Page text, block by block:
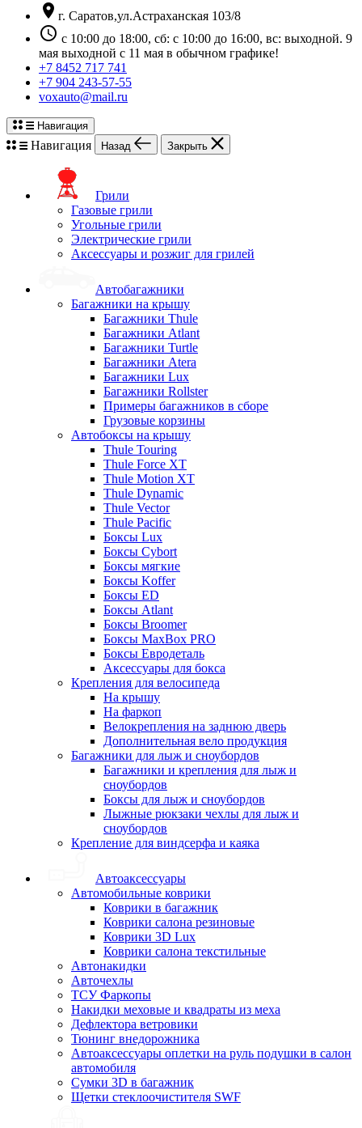
location_on г. Саратов,ул.Астраханская 103/8
schedule с 10:00 до 18:00, сб: с 10:00 до 16:00, вс: выходной. 9
мая выходной с 11 мая в обычном графике!
+7 8452 717 741
+7 904 243-57-55
voxauto@mail.ru
Навигация
Навигация Назад Закрыть
Грили
Газовые грили
Угольные грили
Электрические грили
Аксессуары и розжиг для грилей
Автобагажники
Багажники на крышу
Багажники Thule
Багажники Atlant
Багажники Turtle
Багажники Atera
Багажники Lux
Багажники Rollster
Примеры багажников в сборе
Грузовые корзины
Автобоксы на крышу
Thule Touring
Thule Force XT
Thule Motion XT
Thule Dynamic
Thule Vector
Thule Pacific
Боксы Lux
Боксы Cybort
Боксы мягкие
Боксы Koffer
Боксы ED
Боксы Atlant
Боксы Broomer
Боксы MaxBox PRO
Боксы Евродеталь
Аксессуары для бокса
Крепления для велосипеда
На крышу
На фаркоп
Велокрепления на заднюю дверь
Дополнительная вело продукция
Багажники для лыж и сноубордов
Багажники и крепления для лыж и
сноубордов
Боксы для лыж и сноубордов
Лыжные рюкзаки чехлы для лыж и
сноубордов
Крепление для виндсерфа и каяка
Автоаксессуары
Автомобильные коврики
Коврики в багажник
Коврики салона резиновые
Коврики 3D Lux
Коврики салона текстильные
Автонакидки
Авточехлы
ТСУ Фаркопы
Накидки меховые и квадраты из меха
Дефлектора ветровики
Тюнинг внедорожника
Автоаксессуары оплетки на руль подушки в салон
автомобиля
Сумки 3D в багажник
Щетки стеклоочистителя SWF